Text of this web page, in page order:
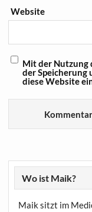
Website
Mit der Nutzung
der Speicherung
diese Website
Wo ist Maik?
Maik sitzt im